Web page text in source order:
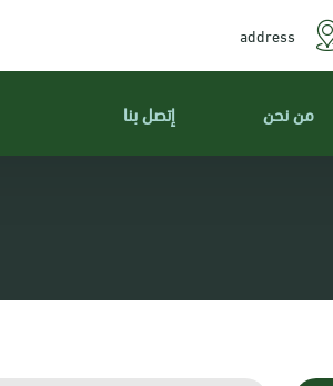
address
من نحن إتصل بنا